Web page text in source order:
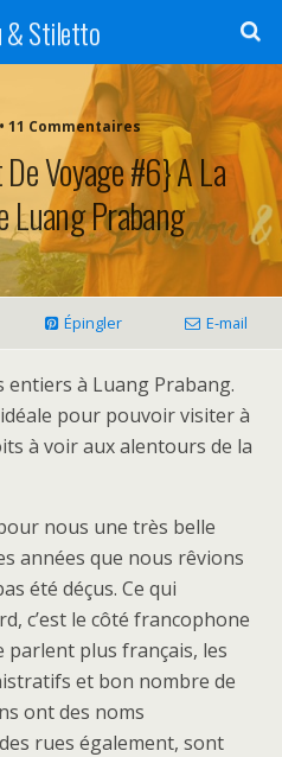
& Stiletto
11 Commentaires
Voyage #6} A La
Luang Prabang
Épingler E-mail
entiers à Luang Prabang.
pour pouvoir visiter à
à voir aux alentours de la
nous une très belle
années que nous rêvions
été déçus. Ce qui
c’est le côté francophone
parlent plus français, les
et bon nombre de
ont des noms
rues également, sont